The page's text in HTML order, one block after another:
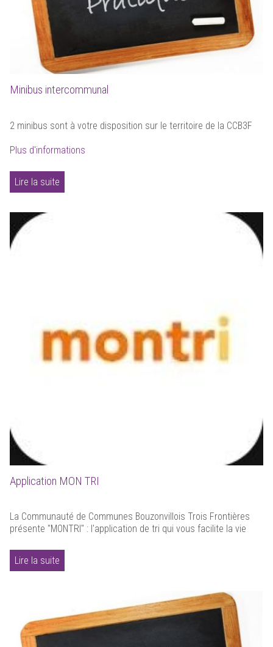
Minibus intercommunal
2 minibus sont à votre disposition sur le territoire de la CCB3F
Plus d'informations
Lire la suite
Application MON TRI
La Communauté de Communes Bouzonvillois Trois Frontières
présente "MONTRI" : l'application de tri qui vous facilite la vie
Lire la suite